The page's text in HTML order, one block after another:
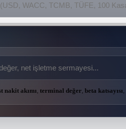
nakit akımı, terminal değer, beta katsayısı,